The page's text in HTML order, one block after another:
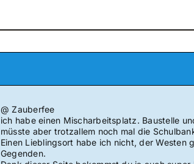
@ Zauberfee
ich habe einen Mischarbeitsplatz. Baustelle
müsste aber trotzallem noch mal die
Einen Lieblingsort habe ich nicht, der Westen
Gegenden.